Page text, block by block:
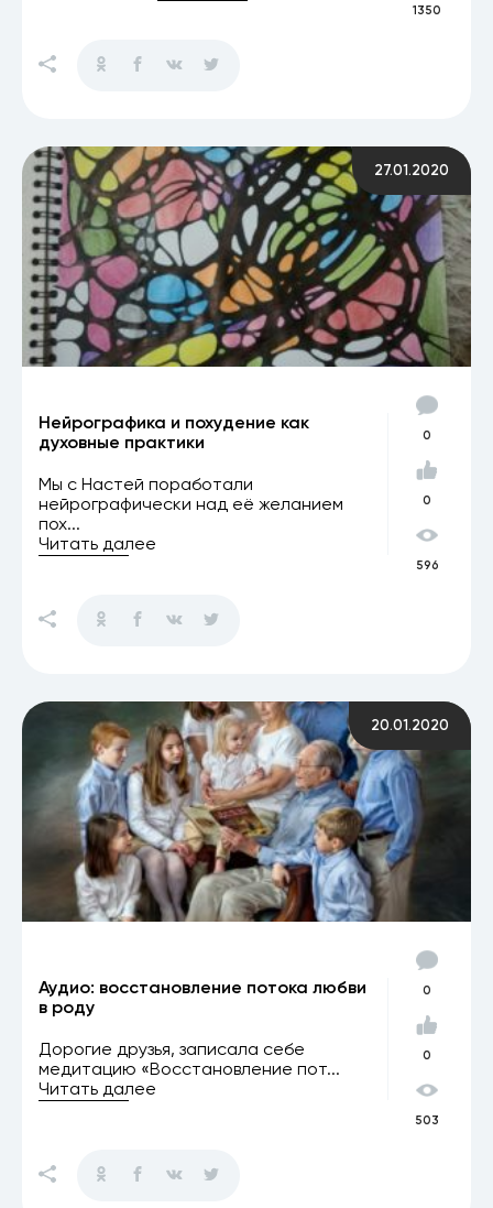
1350
27.01.2020
Нейрографика и похудение как
духовные практики
Мы с Настей поработали
нейрографически над её желанием
пох...
Читать далее
0
0
596
20.01.2020
Аудио: восстановление потока любви
в роду
Дорогие друзья, записала себе
медитацию «Восстановление пот...
Читать далее
0
0
503